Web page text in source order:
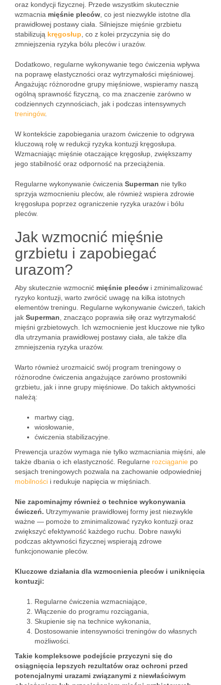
oraz kondycji fizycznej. Przede wszystkim skutecznie
wzmacnia mięśnie pleców , co jest niezwykle istotne dla
prawidłowej postawy ciała. Silniejsze mięśnie grzbietu
stabilizują kręgosłup , co z kolei przyczynia się do
zmniejszenia ryzyka bólu pleców i urazów.
Dodatkowo, regularne wykonywanie tego ćwiczenia wpływa
na poprawę elastyczności oraz wytrzymałości mięśniowej.
Angażując różnorodne grupy mięśniowe, wspieramy naszą
ogólną sprawność fizyczną, co ma znaczenie zarówno w
codziennych czynnościach, jak i podczas intensywnych
treningów.
W kontekście zapobiegania urazom ćwiczenie to odgrywa
kluczową rolę w redukcji ryzyka kontuzji kręgosłupa.
Wzmacniając mięśnie otaczające kręgosłup, zwiększamy
jego stabilność oraz odporność na przeciążenia.
Regularne wykonywanie ćwiczenia Superman nie tylko
sprzyja wzmocnieniu pleców, ale również wspiera zdrowie
kręgosłupa poprzez ograniczenie ryzyka urazów i bólu
pleców.
Jak wzmocnić mięśnie
grzbietu i zapobiegać
urazom?
Aby skutecznie wzmocnić mięśnie pleców i zminimalizować
ryzyko kontuzji, warto zwrócić uwagę na kilka istotnych
elementów treningu. Regularne wykonywanie ćwiczeń, takich
jak Superman , znacząco poprawia siłę oraz wytrzymałość
mięśni grzbietowych. Ich wzmocnienie jest kluczowe nie tylko
dla utrzymania prawidłowej postawy ciała, ale także dla
zmniejszenia ryzyka urazów.
Warto również urozmaicić swój program treningowy o
różnorodne ćwiczenia angażujące zarówno prostowniki
grzbietu, jak i inne grupy mięśniowe. Do takich aktywności
należą:
martwy ciąg,
wiosłowanie,
ćwiczenia stabilizacyjne.
Prewencja urazów wymaga nie tylko wzmacniania mięśni, ale
także dbania o ich elastyczność. Regularne rozciąganie po
sesjach treningowych pozwala na zachowanie odpowiedniej
mobilności i redukuje napięcia w mięśniach.
Nie zapominajmy również o technice wykonywania
ćwiczeń. Utrzymywanie prawidłowej formy jest niezwykle
ważne — pomoże to zminimalizować ryzyko kontuzji oraz
zwiększyć efektywność każdego ruchu. Dobre nawyki
podczas aktywności fizycznej wspierają zdrowe
funkcjonowanie pleców.
Kluczowe działania dla wzmocnienia pleców i uniknięcia
kontuzji:
Regularne ćwiczenia wzmacniające,
Włączenie do programu rozciągania,
Skupienie się na technice wykonania,
Dostosowanie intensywności treningów do własnych
możliwości.
Takie kompleksowe podejście przyczyni się do
osiągnięcia lepszych rezultatów oraz ochroni przed
potencjalnymi urazami związanymi z niewłaściwym